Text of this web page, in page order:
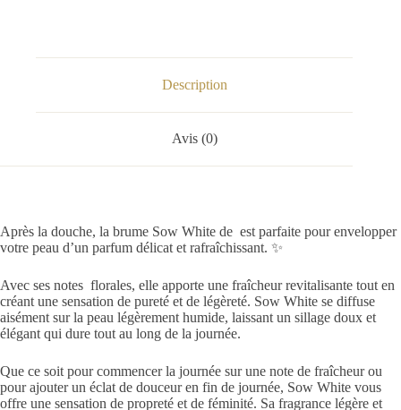
Description
Avis (0)
Après la douche, la brume Sow White de est parfaite pour envelopper
votre peau d’un parfum délicat et rafraîchissant. ✨
Avec ses notes florales, elle apporte une fraîcheur revitalisante tout en
créant une sensation de pureté et de légèreté. Sow White se diffuse
aisément sur la peau légèrement humide, laissant un sillage doux et
élégant qui dure tout au long de la journée.
Que ce soit pour commencer la journée sur une note de fraîcheur ou
pour ajouter un éclat de douceur en fin de journée, Sow White vous
offre une sensation de propreté et de féminité. Sa fragrance légère et